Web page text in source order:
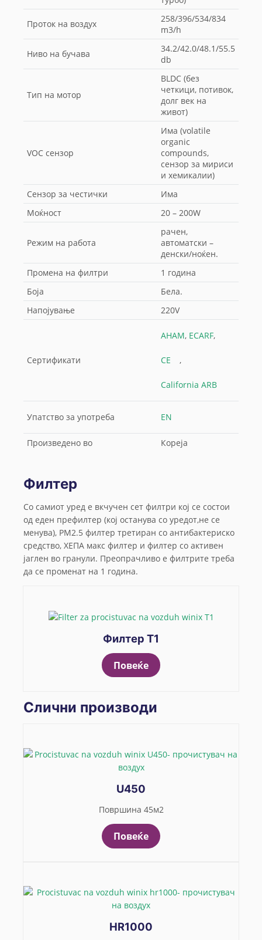
Проток на воздух
258/396/534/834
m3/h
Ниво на бучава
34.2/42.0/48.1/55.5
db
Тип на мотор
BLDC (без
четкици, потивок,
долг век на
живот)
VOC сензор
Има (volatile
organic
compounds,
сензор за мириси
и хемикалии)
Сензор за честички
Има
Моќност
20 – 200W
Режим на работа
рачен,
автоматски –
денски/ноќен.
Промена на филтри
1 година
Боја
Бела.
Напојување
220V
Сертификати
AHAM, ECARF,
CE ,
California ARB
Упатство за употреба EN
Произведено во Кореја
Филтер
Со самиот уред e вкчучен сет филтри кој се состои
од еден префилтер (кој останува со уредот,не се
менува), PM2.5 филтер третиран со антибактериско
средство, ХЕПА макс филтер и филтер со активен
јаглен во гранули. Преопрачливо е филтрите треба
да се променат на 1 година.
Филтер T1
Повеќе
Слични производи
U450
Површина 45м2
Повеќе
HR1000